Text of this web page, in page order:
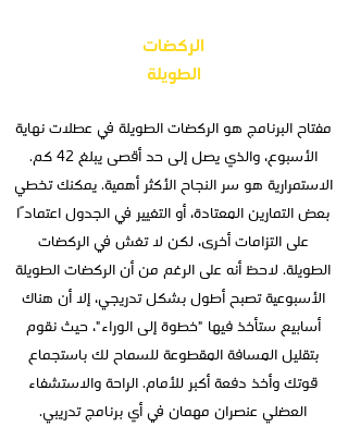
الركضات
الطويلة
مفتاح البرنامج هو الركضات الطويلة في عطلات نهاية
الأسبوع، والذي يصل إلى حد أقصى يبلغ 42 كم.
الاستمرارية هو سر النجاح الأكثر أهمية. يمكنك تخطي
بعض التمارين المعتادة، أو التغيير في الجدول اعتمادًا
على التزامات أخرى، لكن لا تغش في الركضات
الطويلة. لاحظ أنه على الرغم من أن الركضات الطويلة
الأسبوعية تصبح أطول بشكل تدريجي، إلا أن هناك
أسابيع ستأخذ فيها "خطوة إلى الوراء"، حيث نقوم
بتقليل المسافة المقطوعة للسماح لك باستجماع
قوتك وأخذ دفعة أكبر للأمام. الراحة والاستشفاء
العضلي عنصران مهمان في أي برنامج تدريبي.